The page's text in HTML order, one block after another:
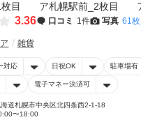
3.36 口コミ 1件 写真 61枚
雑貨
対応 日祝OK 駐車場有
電子マネー決済可
道札幌市中央区北四条西2-1-18
〜18:00